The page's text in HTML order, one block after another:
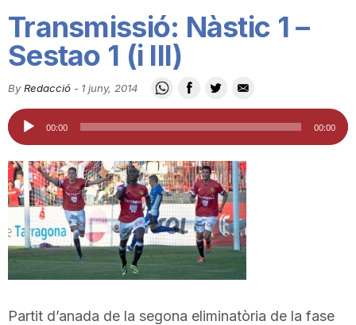
C
i
u
t
Transmissió: Nàstic 1 –
Sestao 1 (i III)
By Redacció - 1 juny, 2014
Reproductor
d'àudio
00:00 00:00
Partit d’anada de la segona eliminatòria de la fase